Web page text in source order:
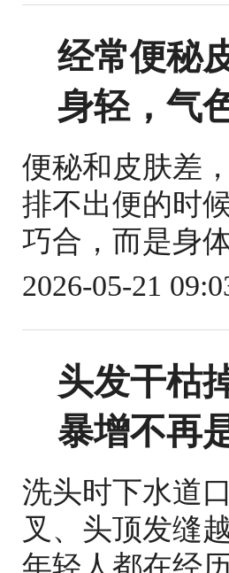
经常便秘
身轻，气
便秘和皮肤差
排不出便的时
巧合，而是身
2026-05-21
头发干枯
暴增不再
洗头时下水道
叉、头顶发缝
年轻人都在经